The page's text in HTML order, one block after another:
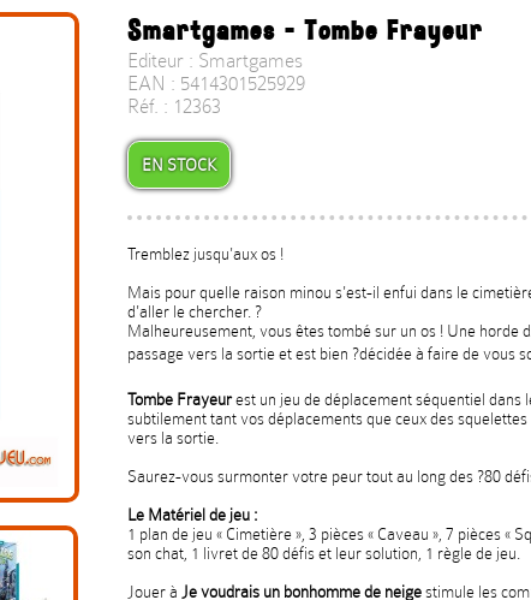
Smartgames - Tombe Frayeur
Editeur : Smartgames
EAN : 5414301525929
Réf. : 12363
EN STOCK
Tremblez jusqu'aux os !
Mais pour quelle raison minou s'est-il enfui dans le
d'aller le chercher. ?
Malheureusement, vous êtes tombé sur un os ! Une horde
passage vers la sortie et est bien ?décidée à faire de vous
Tombe Frayeurest un jeu de déplacement séquentiel dans
subtilement tant vos déplacements que ceux des
vers la sortie.
Saurez-vous surmonter votre peur tout au long des ?80
Le Matériel de jeu :
1 plan de jeu « Cimetière », 3 pièces « Caveau », 7 pièces «
son chat, 1 livret de 80 défis et leur solution, 1 règle de jeu.
Jouer à Je voudrais un bonhomme de neigestimule les